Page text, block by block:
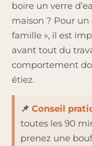
boire un verre
maison ? Pour
famille », il est
avant tout du
comportement
étiez.
📌 Conseil
toutes les 90
prenez une